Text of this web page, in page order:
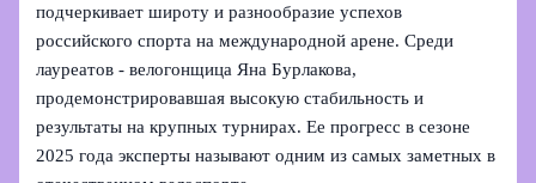
подчеркивает широту и разнообразие успехов
российского спорта на международной арене. Среди
лауреатов - велогонщица Яна Бурлакова,
продемонстрировавшая высокую стабильность и
результаты на крупных турнирах. Ее прогресс в сезоне
2025 года эксперты называют одним из самых заметных в